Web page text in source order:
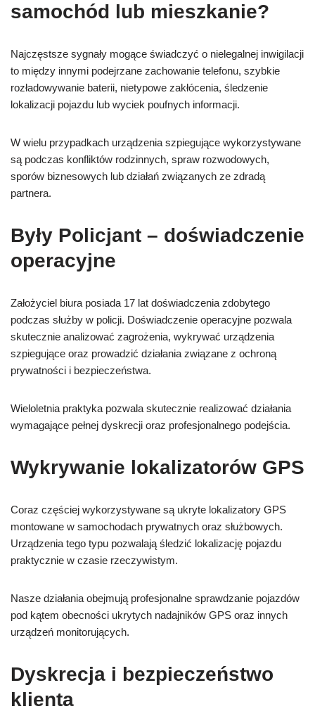
samochód lub mieszkanie?
Najczęstsze sygnały mogące świadczyć o nielegalnej inwigilacji
to między innymi podejrzane zachowanie telefonu, szybkie
rozładowywanie baterii, nietypowe zakłócenia, śledzenie
lokalizacji pojazdu lub wyciek poufnych informacji.
W wielu przypadkach urządzenia szpiegujące wykorzystywane
są podczas konfliktów rodzinnych, spraw rozwodowych,
sporów biznesowych lub działań związanych ze zdradą
partnera.
Były Policjant – doświadczenie
operacyjne
Założyciel biura posiada 17 lat doświadczenia zdobytego
podczas służby w policji. Doświadczenie operacyjne pozwala
skutecznie analizować zagrożenia, wykrywać urządzenia
szpiegujące oraz prowadzić działania związane z ochroną
prywatności i bezpieczeństwa.
Wieloletnia praktyka pozwala skutecznie realizować działania
wymagające pełnej dyskrecji oraz profesjonalnego podejścia.
Wykrywanie lokalizatorów GPS
Coraz częściej wykorzystywane są ukryte lokalizatory GPS
montowane w samochodach prywatnych oraz służbowych.
Urządzenia tego typu pozwalają śledzić lokalizację pojazdu
praktycznie w czasie rzeczywistym.
Nasze działania obejmują profesjonalne sprawdzanie pojazdów
pod kątem obecności ukrytych nadajników GPS oraz innych
urządzeń monitorujących.
Dyskrecja i bezpieczeństwo
klienta